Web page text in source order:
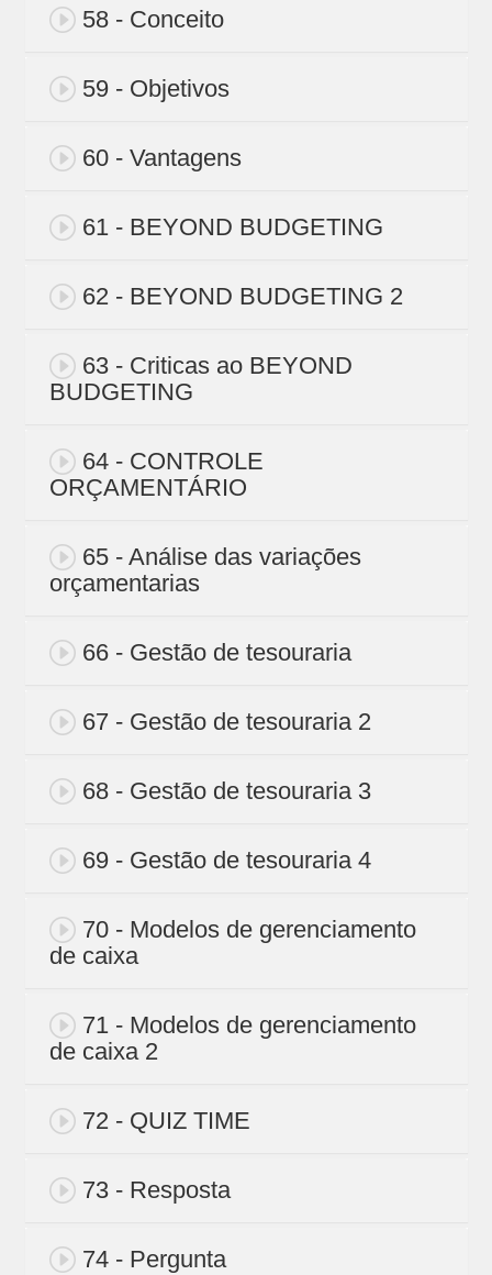
58 - Conceito
59 - Objetivos
60 - Vantagens
61 - BEYOND BUDGETING
62 - BEYOND BUDGETING 2
63 - Criticas ao BEYOND
BUDGETING
64 - CONTROLE
ORÇAMENTÁRIO
65 - Análise das variações
orçamentarias
66 - Gestão de tesouraria
67 - Gestão de tesouraria 2
68 - Gestão de tesouraria 3
69 - Gestão de tesouraria 4
70 - Modelos de gerenciamento
de caixa
71 - Modelos de gerenciamento
de caixa 2
72 - QUIZ TIME
73 - Resposta
74 - Pergunta